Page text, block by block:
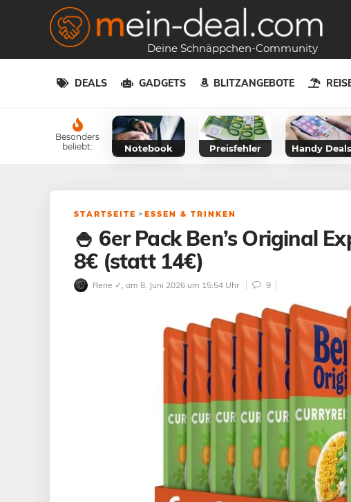
Deine Schnäppchen-Community
DEALS GADGETS BLITZANGEBOTE
Besonders
beliebt:
Notebook Preisfehler Handy Deals
STARTSEITE > ESSEN & TRINKEN
🍚 6er Pack Ben’s Original
8€ (statt 14€)
Rene ✓ , am 8. Juni 2026 um 15:54 Uhr 9